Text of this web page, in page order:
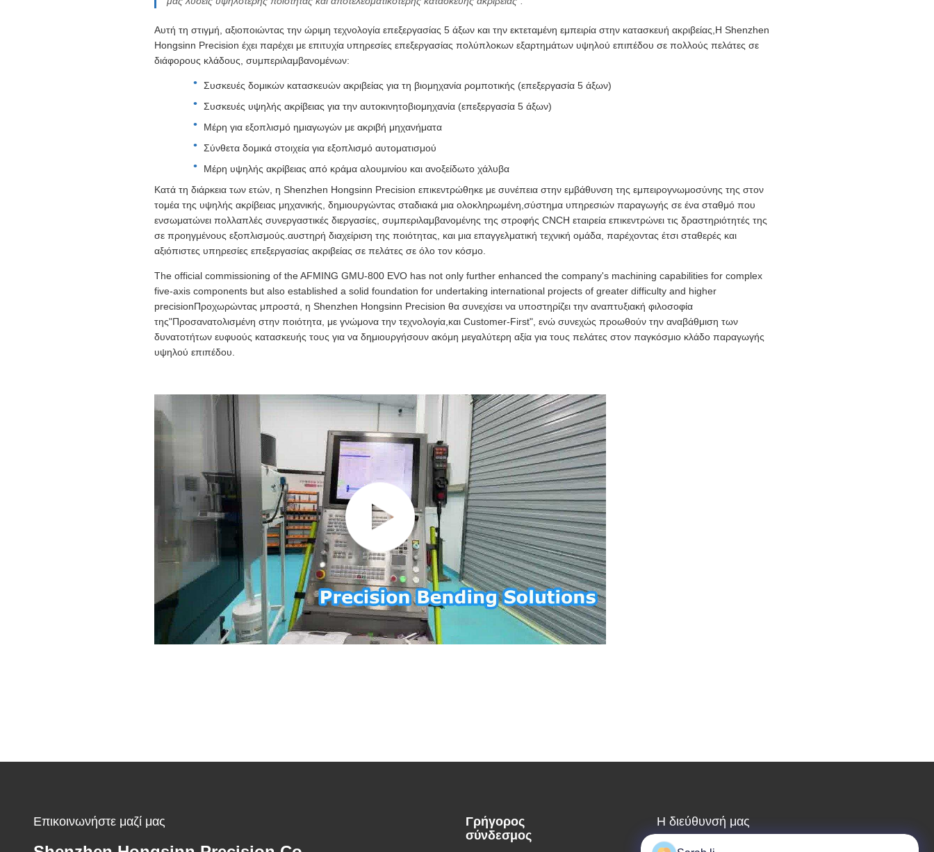
Αυτή τη στιγμή, αξιοποιώντας την ώριμη τεχνολογία επεξεργασίας 5 άξων και την εκτεταμένη εμπειρία στην κατασκευή ακριβείας,Η Shenzhen
Hongsinn Precision έχει παρέχει με επιτυχία υπηρεσίες επεξεργασίας πολύπλοκων εξαρτημάτων υψηλού επιπέδου σε πολλούς πελάτες σε
διάφορους κλάδους, συμπεριλαμβανομένων:
Συσκευές δομικών κατασκευών ακριβείας για τη βιομηχανία ρομποτικής (επεξεργασία 5 άξων)
Συσκευές υψηλής ακρίβειας για την αυτοκινητοβιομηχανία (επεξεργασία 5 άξων)
Μέρη για εξοπλισμό ημιαγωγών με ακριβή μηχανήματα
Σύνθετα δομικά στοιχεία για εξοπλισμό αυτοματισμού
Μέρη υψηλής ακρίβειας από κράμα αλουμινίου και ανοξείδωτο χάλυβα
Κατά τη διάρκεια των ετών, η Shenzhen Hongsinn Precision επικεντρώθηκε με συνέπεια στην εμβάθυνση της εμπειρογνωμοσύνης της στον
τομέα της υψηλής ακρίβειας μηχανικής, δημιουργώντας σταδιακά μια ολοκληρωμένη,σύστημα υπηρεσιών παραγωγής σε ένα σταθμό που
ενσωματώνει πολλαπλές συνεργαστικές διεργασίες, συμπεριλαμβανομένης της στροφής CNCΗ εταιρεία επικεντρώνει τις δραστηριότητές της
σε προηγμένους εξοπλισμούς.αυστηρή διαχείριση της ποιότητας, και μια επαγγελματική τεχνική ομάδα, παρέχοντας έτσι σταθερές και
αξιόπιστες υπηρεσίες επεξεργασίας ακριβείας σε πελάτες σε όλο τον κόσμο.
The official commissioning of the AFMING GMU-800 EVO has not only further enhanced the company's machining capabilities for complex
five-axis components but also established a solid foundation for undertaking international projects of greater difficulty and higher
precisionΠροχωρώντας μπροστά, η Shenzhen Hongsinn Precision θα συνεχίσει να υποστηρίζει την αναπτυξιακή φιλοσοφία
της"Προσανατολισμένη στην ποιότητα, με γνώμονα την τεχνολογία,και Customer-First", ενώ συνεχώς προωθούν την αναβάθμιση των
δυνατοτήτων ευφυούς κατασκευής τους για να δημιουργήσουν ακόμη μεγαλύτερη αξία για τους πελάτες στον παγκόσμιο κλάδο παραγωγής
υψηλού επιπέδου.
Επικοινωνήστε μαζί μας
Γρήγορος
σύνδεσμος
Η διεύθυνσή μας
Διεύθυνση εταιρείας